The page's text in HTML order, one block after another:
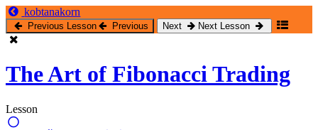
Return
to
course:
of
Fibonacci
kobtanakorn
Previous Lesson Previous Next Next Lesson
The Art of Fibonacci Trading
Lesson